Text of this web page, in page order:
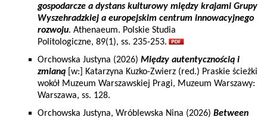
gospodarcze a dystans kulturowy między krajami Grupy
Wyszehradzkiej a europejskim centrum innowacyjnego
rozwoju. Athenaeum. Polskie Studia
Politologiczne, 89(1), ss. 235-253.
Orchowska Justyna (2026) Między autentycznością i
zmianą [w:] Katarzyna Kuzko-Zwierz (red.) Praskie ścieżki
wokół Muzeum Warszawskiej Pragi, Muzeum Warszawy:
Warszawa, ss. 128.
Orchowska Justyna, Wróblewska Nina (2026) Between